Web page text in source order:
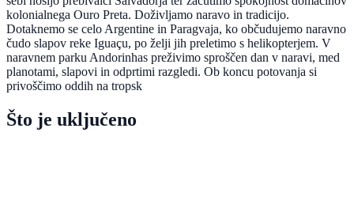
kolonialnega Ouro Preta. Doživljamo naravo in tradicijo.
Dotaknemo se celo Argentine in Paragvaja, ko občudujemo naravno
čudo slapov reke Iguaçu, po želji jih preletimo s helikopterjem. V
naravnem parku Andorinhas preživimo sproščen dan v naravi, med
planotami, slapovi in odprtimi razgledi. Ob koncu potovanja si
privoščimo oddih na tropsk
Što je uključeno